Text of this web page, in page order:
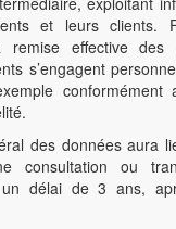
et leurs clients.
remise effective des
s’engagent
des données aura
consultation ou
délai de 3 ans,